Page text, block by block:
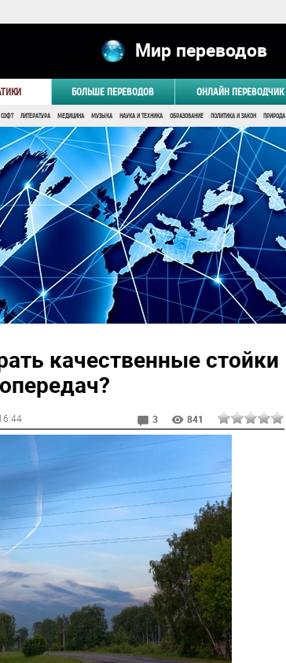
Мир переводов
БОЛЬШЕ ПЕРЕВОДОВ ОНЛАЙН ПЕРЕВОДЧИК
СОФТ ЛИТЕРАТУРА МЕДИЦИНА МУЗЫКА НАУКА И ТЕХНИКА ОБРАЗОВАНИЕ ПОЛИТИКА И ЗАКОН ПРИРОДА
качественные стойки
3 841